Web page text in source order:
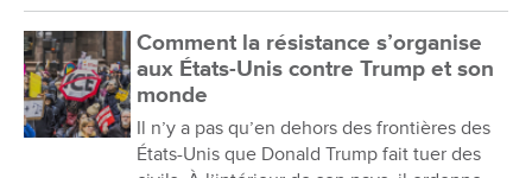
Comment la résistance s’organise
aux États-Unis contre Trump et son
monde
Il n’y a pas qu’en dehors des frontières des
États-Unis que Donald Trump fait tuer des